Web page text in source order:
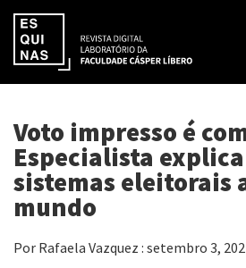
Voto impresso é
Especialista
sistemas eleitorais
mundo
Por Rafaela Vazquez : setembro 3,